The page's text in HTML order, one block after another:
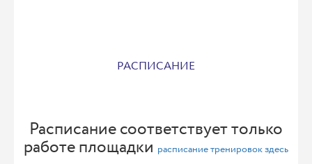
РАСПИСАНИЕ
Расписание соответствует только
работе площадки расписание тренировок здесь